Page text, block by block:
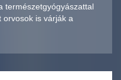
természetgyógyászattal
orvosok is várják a